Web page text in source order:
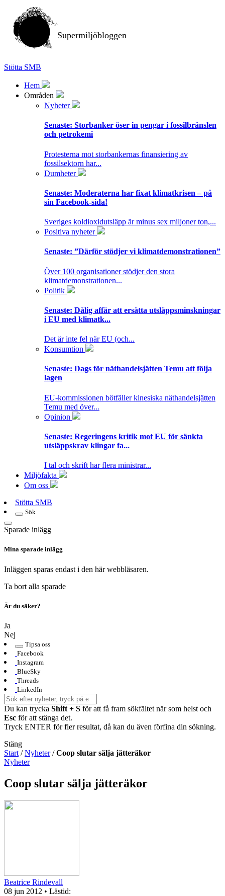
Supermiljöbloggen
Stötta SMB
Hem
Områden
Nyheter
Senaste: Storbanker öser in pengar i fossilbränslen
och petrokemi
Protesterna mot storbankernas finansiering av
fossilsektorn har...
Dumheter
Senaste: Moderaterna har fixat klimatkrisen – på
sin Facebook-sida!
Sveriges koldioxidutsläpp är minus sex miljoner ton,...
Positiva nyheter
Senaste: ”Därför stödjer vi klimatdemonstrationen”
Över 100 organisationer stödjer den stora
klimatdemonstrationen...
Politik
Senaste: Dålig affär att ersätta utsläppsminskningar
i EU med klimatk...
Det är inte fel när EU (och...
Konsumtion
Senaste: Dags för näthandelsjätten Temu att följa
lagen
EU-kommissionen bötfäller kinesiska näthandelsjätten
Temu med över...
Opinion
Senaste: Regeringens kritik mot EU för sänkta
utsläppskrav klingar fa...
I tal och skrift har flera ministrar...
Miljöfakta
Om oss
Stötta SMB
Sök
Sparade inlägg
Mina sparade inlägg
Inläggen sparas endast i den här webbläsaren.
Ta bort alla sparade
Är du säker?
Ja
Nej
Tipsa oss
Facebook
Instagram
BlueSky
Threads
LinkedIn
Du kan trycka Shift + S för att få fram sökfältet när som helst och
Esc för att stänga det.
Tryck ENTER för fler resultat, då kan du även förfina din sökning.
Stäng
Start /Nyheter/Coop slutar sälja jätteräkor
Nyheter
Coop slutar sälja jätteräkor
Beatrice Rindevall
08 jun 2012 • Lästid: